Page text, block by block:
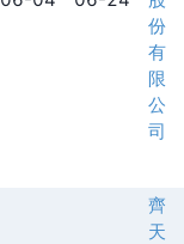
份
有
限
公
司
齊
天